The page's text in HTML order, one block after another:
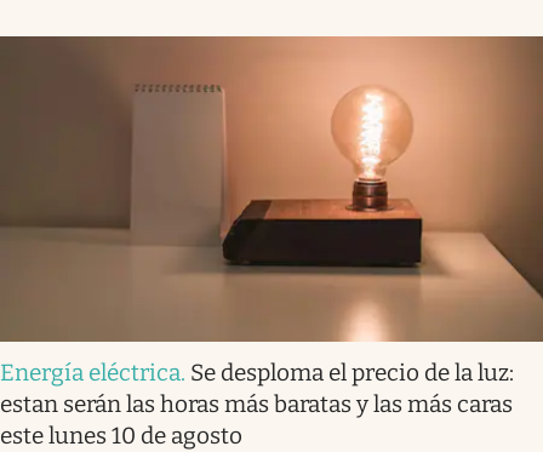
Energía eléctrica. Se desploma el precio de la luz:
estan serán las horas más baratas y las más caras
este lunes 10 de agosto